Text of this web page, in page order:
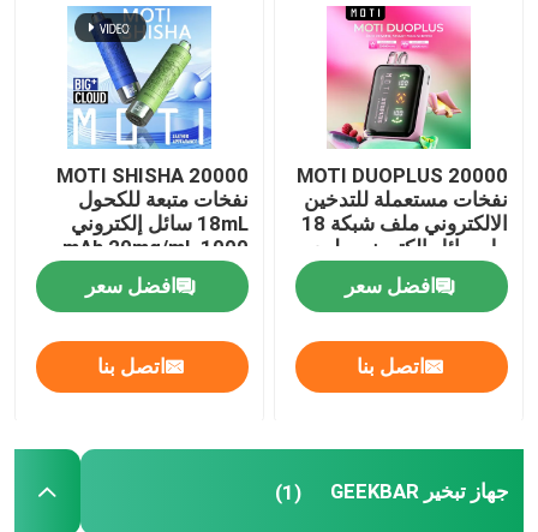
MOTI التبخير
جهاز تبخير GEEKBAR
OXBAR الـ Vape
(أويل فايب
الـ (فوموت فايب)
(موقع (هوكي دي)
MOTI DUOPLUS 20000
نفخات مستعملة للتدخين
الالكتروني ملف شبكة 18
مل سائل إلكتروني طبيعي
/ قوي 2 أوضاع 650mAh
50mg / mL النيكوتينافضل سعر
اتصل بنا
MOTI SHISHA 20000
نفخات متبعة للكحول
18mL سائل إلكتروني
1000 mAh 20mg/mL
النيكوتين النوع C
افضل سعر
اتصل بنا
جهاز تبخير GEEKBAR (1)